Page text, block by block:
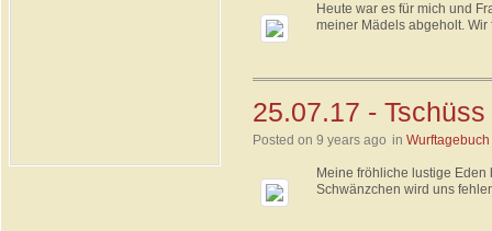
Heute war es für mich und
meiner Mädels abgeholt.
25.07.17 -
Posted on 9 years ago in
Meine fröhliche lustige
Schwänzchen wird uns